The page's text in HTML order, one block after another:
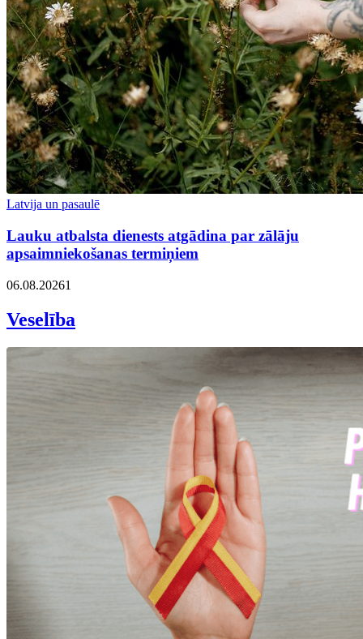
Latvija un pasaulē
Lauku atbalsta dienests atgādina par zālāju
apsaimniekošanas termiņiem
06.08.20261
Veselība